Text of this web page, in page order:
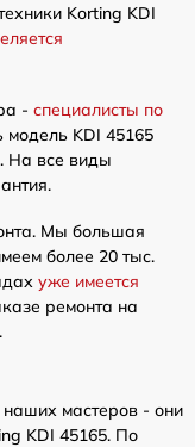
Korting KDI
- специалисты по
модель KDI 45165
На все виды
Мы большая
более 20 тыс.
уже имеется
ремонта на
мастеров - они
KDI 45165. По